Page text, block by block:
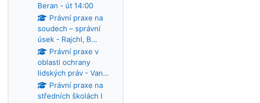
Beran - út 14:00
Právní praxe na
soudech – správní
úsek - Rajchl, B...
Právní praxe v
oblasti ochrany
lidských práv - Van...
Právní praxe na
středních školách I